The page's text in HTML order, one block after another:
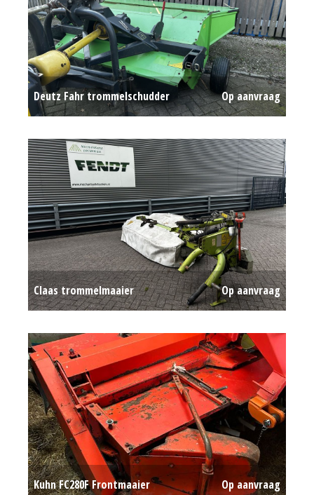
Deutz Fahr trommelschudder Op aanvraag
Claas trommelmaaier Op aanvraag
Kuhn FC280F Frontmaaier Op aanvraag